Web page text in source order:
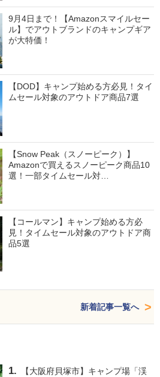
9月4日まで！【Amazonスマイルセー
ル】でアウトブランドのキャンプギア
が大特価！
【DOD】キャンプ始める方必見！タイ
ムセール対象のアウトドア商品7選
【Snow Peak（スノーピーク）】
Amazonで買えるスノーピーク商品10
選！一部タイムセール対…
【コールマン】キャンプ始める方必
見！タイムセール対象のアウトドア商
品5選
新着記事一覧へ
【大阪府貝塚市】キャンプ場「渓